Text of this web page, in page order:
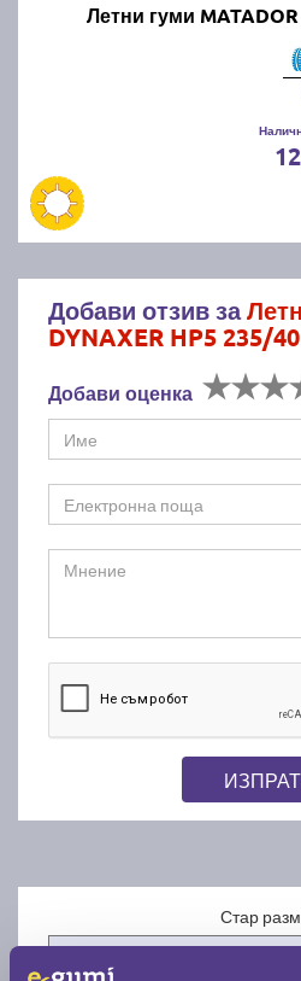
Летни гуми
Добави отзив за
DYNAXER HP5 235/
Добави оценка
Стар